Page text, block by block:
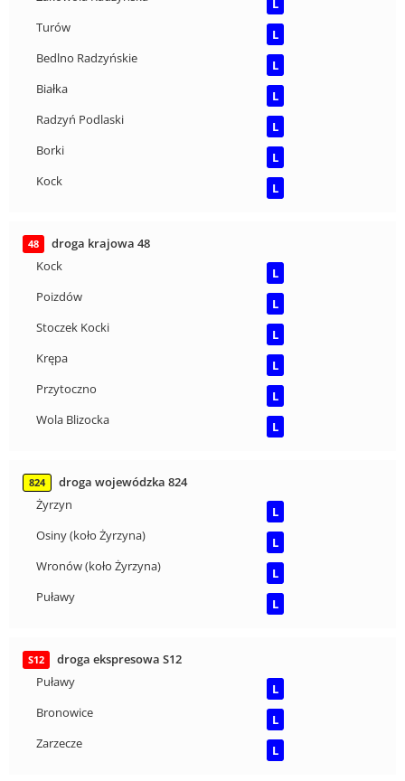
L
Turów
L
Bedlno Radzyńskie
L
Białka
L
Radzyń Podlaski
L
Borki
L
Kock
L
48
droga krajowa 48
Kock
L
Poizdów
L
Stoczek Kocki
L
Krępa
L
Przytoczno
L
Wola Blizocka
L
824
droga wojewódzka 824
Żyrzyn
L
Osiny (koło Żyrzyna)
L
Wronów (koło Żyrzyna)
L
Puławy
L
S12
droga ekspresowa S12
Puławy
L
Bronowice
L
Zarzecze
L